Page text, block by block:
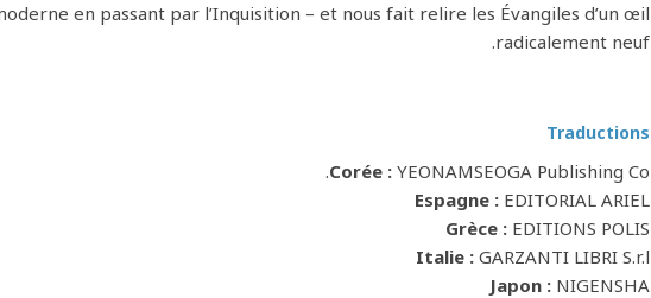
en passant par l’Inquisition – et nous fait relire les Évangiles d’un œil
radicalement neuf.
Traductions
Corée : YEONAMSEOGA Publishing Co.
Espagne : EDITORIAL ARIEL
Grèce : EDITIONS POLIS
Italie : GARZANTI LIBRI S.r.l
Japon : NIGENSHA